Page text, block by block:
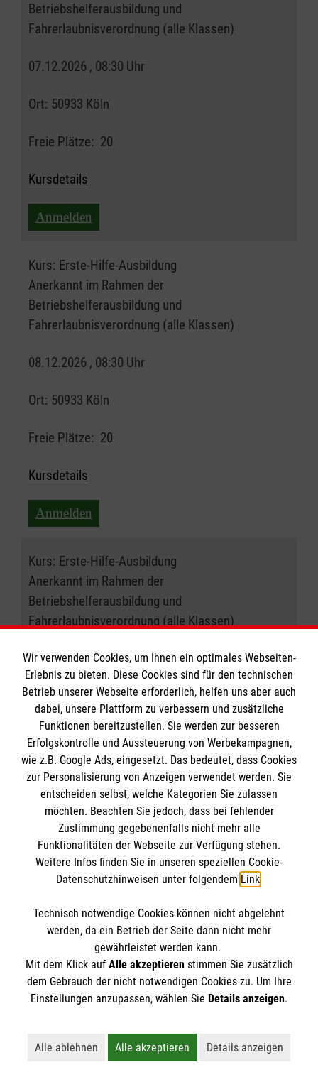
Betriebshelferausbildung und
Fahrerlaubnisverordnung (alle Klassen)
07.12.2026 , 08:30 Uhr
Ort: 50933 Köln
Freie Plätze: 20
Kursdetails
Anmelden
Kurs: Erste-Hilfe-Ausbildung
Anerkannt im Rahmen der
Betriebshelferausbildung und
Fahrerlaubnisverordnung (alle Klassen)
08.12.2026 , 08:30 Uhr
Ort: 50933 Köln
Freie Plätze: 20
Kursdetails
Anmelden
Kurs: Erste-Hilfe-Ausbildung
Anerkannt im Rahmen der
Betriebshelferausbildung und
Fahrerlaubnisverordnung (alle Klassen)
09.12.2026 , 08:30 Uhr
Ort: 41363 Jüchen
Freie Plätze: 20
Kursdetails
Anmelden
vorherige 1 … 5 6 7
9 … 15 nächste
Kursbuchung widerrufen
Hier können Sie die Buchung Ihres Kurses
Wir verwenden Cookies, um Ihnen ein optimales Webseiten-
Erlebnis zu bieten. Diese Cookies sind für den technischen
Betrieb unserer Webseite erforderlich, helfen uns aber auch
dabei, unsere Plattform zu verbessern und zusätzliche
Funktionen bereitzustellen. Sie werden zur besseren
Erfolgskontrolle und Aussteuerung von Werbekampagnen,
wie z.B. Google Ads, eingesetzt. Das bedeutet, dass Cookies
zur Personalisierung von Anzeigen verwendet werden. Sie
entscheiden selbst, welche Kategorien Sie zulassen
möchten. Beachten Sie jedoch, dass bei fehlender
Zustimmung gegebenenfalls nicht mehr alle
Funktionalitäten der Webseite zur Verfügung stehen.
Weitere Infos finden Sie in unseren speziellen Cookie-
Datenschutzhinweisen unter folgendem Link.
Technisch notwendige Cookies können nicht abgelehnt
werden, da ein Betrieb der Seite dann nicht mehr
gewährleistet werden kann.
Mit dem Klick auf Alle akzeptierenstimmen Sie zusätzlich
dem Gebrauch der nicht notwendigen Cookies zu. Um Ihre
Einstellungen anzupassen, wählen Sie Details anzeigen.
Alle ablehnen
Lehnt alle nicht-essentiellen Cookies ab
Alle akzeptieren
Akzeptiert alle Cookies
Details anzeigen